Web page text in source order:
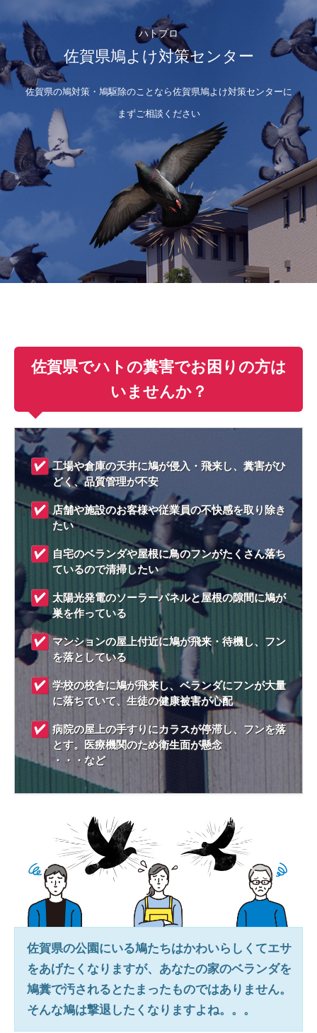
ハトプロ
佐賀県鳩よけ対策センター
佐賀県の鳩対策・鳩駆除のことなら佐賀県鳩よけ対策センターに
まずご相談ください
佐賀県でハトの糞害でお困りの方は
いませんか？
工場や倉庫の天井に鳩が侵入・飛来し、糞害がひ
どく、品質管理が不安
店舗や施設のお客様や従業員の不快感を取り除き
たい
自宅のベランダや屋根に鳥のフンがたくさん落ち
ているので清掃したい
太陽光発電のソーラーパネルと屋根の隙間に鳩が
巣を作っている
マンションの屋上付近に鳩が飛来・待機し、フン
を落としている
学校の校舎に鳩が飛来し、ベランダにフンが大量
に落ちていて、生徒の健康被害が心配
病院の屋上の手すりにカラスが停滞し、フンを落
とす。医療機関のため衛生面が懸念
・・・など
佐賀県の公園にいる鳩たちはかわいらしくてエサ
をあげたくなりますが、あなたの家のベランダを
鳩糞で汚されるとたまったものではありません。
そんな鳩は撃退したくなりますよね。。。